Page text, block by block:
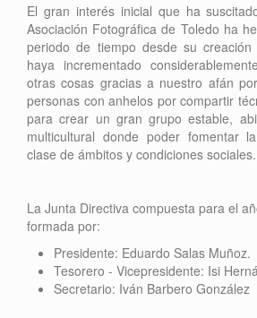
El gran interés inicial que ha
Asociación Fotográfica de Toledo ha
periodo de tiempo desde su
haya incrementado
otras cosas gracias a nuestro afán
personas con anhelos por compartir
para crear un gran grupo estable,
multicultural donde poder fomentar
clase de ámbitos y condiciones sociales.
La Junta Directiva compuesta para el
formada por:
Presidente: Eduardo Salas Muñoz.
Tesorero - Vicepresidente: Isi
Secretario: Iván Barbero González